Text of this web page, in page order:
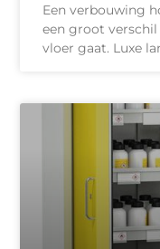
Een verbouwing
een groot
vloer gaat. Luxe